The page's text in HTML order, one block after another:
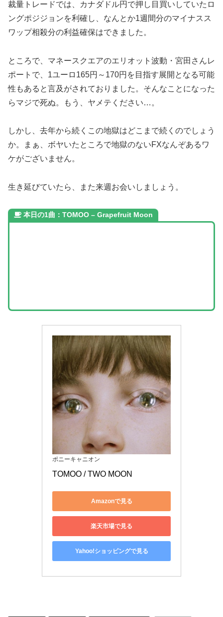
裁量トレードでは、カナダドル円で押し目買いしていたロ
ングポジジョンを利確し、なんとか1週間分のマイナスス
ワップ相殺分の利益確保はできました。
ところで、マネースクエアのエリオット波動・宮田さんレ
ポートで、1ユーロ165円～170円を目指す展開となる可能
性もあると言及がされておりました。そんなことになった
らマジで死ぬ。もう、ヤメテください…。
しかし、去年から続くこの地獄はどこまで続くのでしょう
か。まぁ、ボヤいたところで地獄のないFXなんぞあるワ
ケがございません。
生き延びていたら、また来週お会いしましょう。
本日の1曲：TOMOO – Grapefruit Moon
ポニーキャニオン
TOMOO / TWO MOON
Amazonで見る
楽天市場で見る
Yahoo!ショッピングで見る